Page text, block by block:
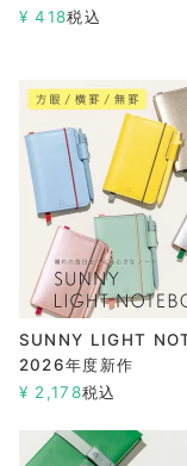
¥ 418税込
SUNNY LIGHT
2026年度新作
¥ 2,178税込